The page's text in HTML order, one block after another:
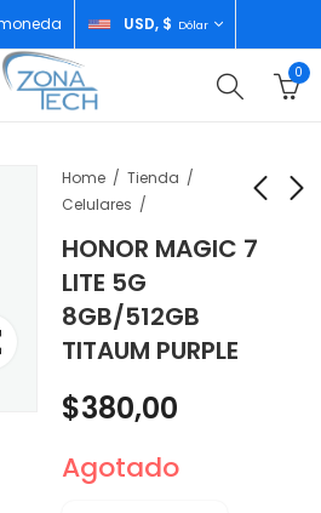
USD, $ Dólar
0
Home
Tienda
Celulares
HONOR MAGIC 7
LITE 5G
8GB/512GB
TITAUM PURPLE
PRO 8GB/256GB
ARTIC GLOW
$183,00
BLUE
$101,00
$380,00
Agotado